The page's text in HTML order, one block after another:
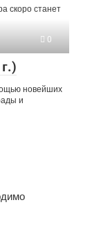
скоро станет
0
новейших
и